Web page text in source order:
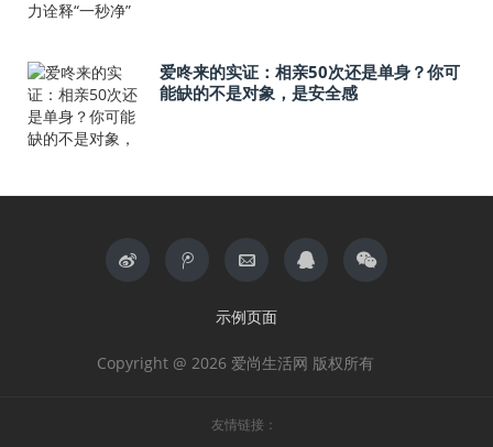
爱咚来的实证：相亲50次还是单身？你可
能缺的不是对象，是安全感
示例页面
Copyright @ 2026 爱尚生活网 版权所有
友情链接：